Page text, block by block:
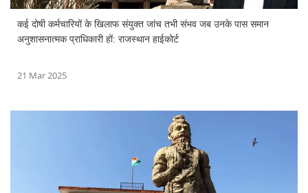
कई दोषी कर्मचारियों के खिलाफ संयुक्त जांच तभी संभव जब उनके पास समान
अनुशासनात्मक प्राधिकारी हों: राजस्थान हाईकोर्ट
21 Mar 2025